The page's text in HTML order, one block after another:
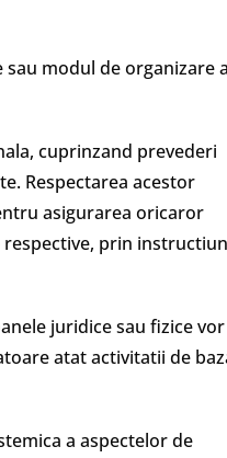
modul de organizare
cuprinzand prevederi
Respectarea acestor
asigurarea oricaror
prin
juridice sau fizice vor
atat activitatii de
a aspectelor de